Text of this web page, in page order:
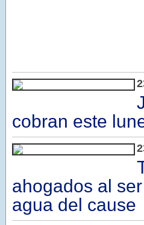
cobran este
ahogados al
agua del cause